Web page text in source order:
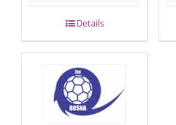
Details